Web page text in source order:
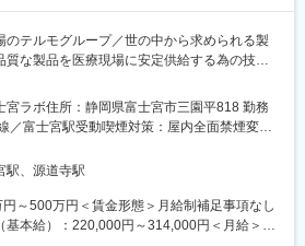
です）
填用注射器
名（トータル約160名）グループリーダー約6
物性機能、管理チーム）、チームリーダー
おります。
感を持って専門技術を高めている方が多いで
合（7割）が多くダイバシティーが進んだ職場
のテルモグループ／世の中から求められる製
な製品を医療現場に安定供給する為の技術
として製品出荷前の試験業務に従事いただき
10名ほどのメンバーをまとめるチームリーダ
理をいただくグループリーダーに移行してい
ております。
内容は以下の通りです。
宮ラボ住所：静岡県富士宮市三園平818 勤務
／富士宮駅受動喫煙対策：屋内全面禁煙変更
る事業所
駅、源道寺駅
～500万円＜賃金形態＞月給制補足事項なし
基本給）：220,000円～314,000円＜月給＞